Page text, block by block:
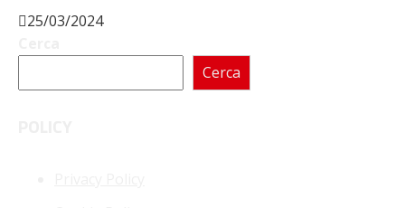
25/03/2024
Cerca